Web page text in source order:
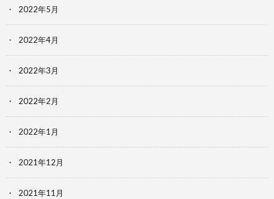
2022年5月
2022年4月
2022年3月
2022年2月
2022年1月
2021年12月
2021年11月